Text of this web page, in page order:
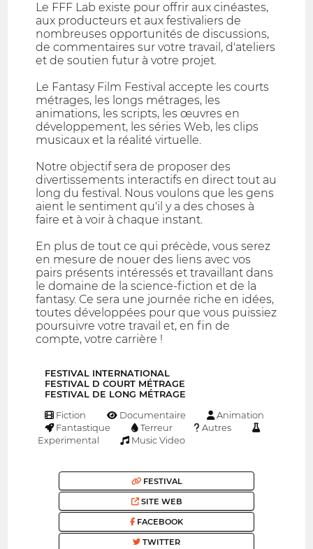
Le FFF Lab existe pour offrir aux cinéastes,
aux producteurs et aux festivaliers de
nombreuses opportunités de discussions,
de commentaires sur votre travail, d'ateliers
et de soutien futur à votre projet.
Le Fantasy Film Festival accepte les courts
métrages, les longs métrages, les
animations, les scripts, les œuvres en
développement, les séries Web, les clips
musicaux et la réalité virtuelle.
Notre objectif sera de proposer des
divertissements interactifs en direct tout au
long du festival. Nous voulons que les gens
aient le sentiment qu'il y a des choses à
faire et à voir à chaque instant.
En plus de tout ce qui précède, vous serez
en mesure de nouer des liens avec vos
pairs présents intéressés et travaillant dans
le domaine de la science-fiction et de la
fantasy. Ce sera une journée riche en idées,
toutes développées pour que vous puissiez
poursuivre votre travail et, en fin de
compte, votre carrière !
FESTIVAL INTERNATIONAL
FESTIVAL D COURT MÉTRAGE
FESTIVAL DE LONG MÉTRAGE
Fiction Documentaire
Animation
Fantastique
Terreur
Autres
Experimental
Music Video
FESTIVAL
SITE WEB
FACEBOOK
TWITTER